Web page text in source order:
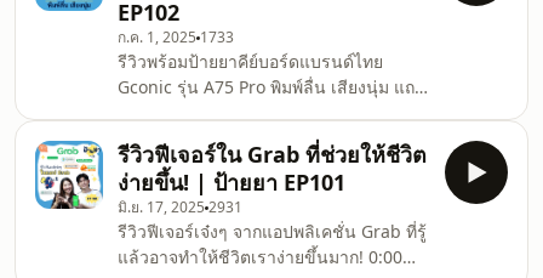
แนะนำแขกรับเชิญ 05:53 มอเตอร์, พัดลม
ดูด ด้ามจับ 7:18 แบตเตอรี่ 8:00 ลูกกลิ้งฝุ่น
และแสงสีเขียว 10:42 ท่อดูดและหัวดูด
12:51 แท่นชาร์จแบต 15:28 สาธิตการกำ
จัดฝุ่
EP102
ก.ค. 1, 2025 1733
รีวิวพร้อมป้ายยาคีย์บอร์ดแบรนด์ไทย
Gconic รุ่น A75 Pro พิมพ์ลื่น เสียงนุ่ม แถม
พิมพ์งาน! 0:00 เปิดรายการ 0:19 ทักทาย
แนะนำแขกรับเชิญ 02:20 แนะนำแบรนด์
Gconic 03:05 แนะนำคีย์บอร์ดรุ่น A75 Pro
05:16 การดีไซน์และฟังชั่น 11:29 สวิตช์
15:11 Sound Test 16:28 Customize
22:00 ราคา 23:16 สรุปท้ายคลิป 24:41
รีวิวฟีเจอร์ใน Grab ที่ช่วยให้ชีวิต
ง่ายขึ้น! | ป้ายยา EP101
มิ.ย. 17, 2025 2931
รีวิวฟีเจอร์เจ๋งๆ จากแอปพลิเคชั่น Grab ที่รู้
แล้วอาจทำให้ชีวิตเราง่ายขึ้นมาก! 0:00